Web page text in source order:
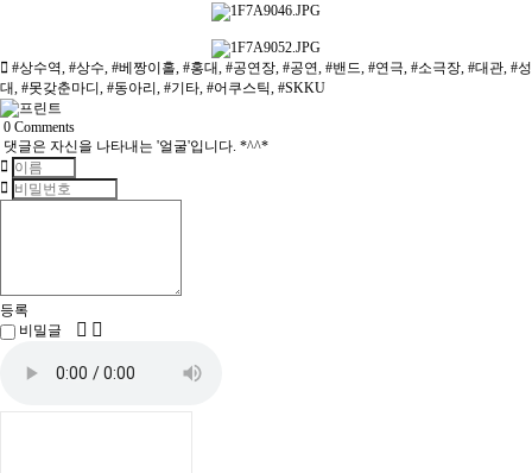
#상수역, #상수, #베짱이홀, #홍대, #공연장, #공연, #밴드, #연극, #소극장, #대관, #성
대, #못갖춘마디 , #동아리 , #기타, #어쿠스틱, #SKKU
0 Comments
댓글은 자신을 나타내는 '얼굴'입니다. *^^*
등록
비밀글